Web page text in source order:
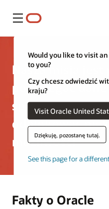
Menu
Would you like to visit
to you?
Czy chcesz odwiedzić
kraju?
Visit Oracle United
Dziękuję, pozostanę tutaj.
See this page for a
Naszą misją jest
postrzegać
sposoby,
odblokować
możliwości
Fakty o Oracle